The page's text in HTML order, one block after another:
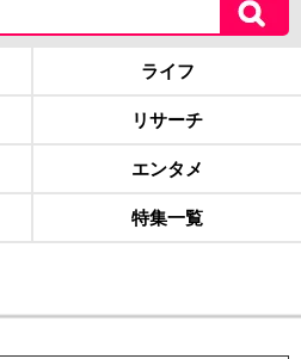
ライフ
リサーチ
エンタメ
特集一覧